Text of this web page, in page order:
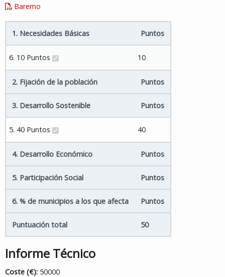
Baremo
1. Necesidades Básicas Puntos
6. 10 Puntos 10
2. Fijación de la población Puntos
3. Desarrollo Sostenible Puntos
5. 40 Puntos 40
4. Desarrollo Económico Puntos
5. Participación Social Puntos
6. % de municipios a los que afecta Puntos
Puntuación total 50
Informe Técnico
Coste (€): 50000